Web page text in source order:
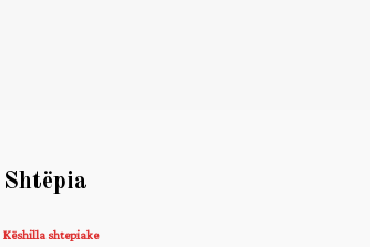
Shtëpia
Këshilla shtepiake